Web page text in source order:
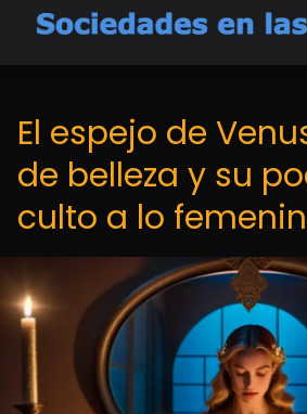
El espejo de
de belleza y su
culto a lo